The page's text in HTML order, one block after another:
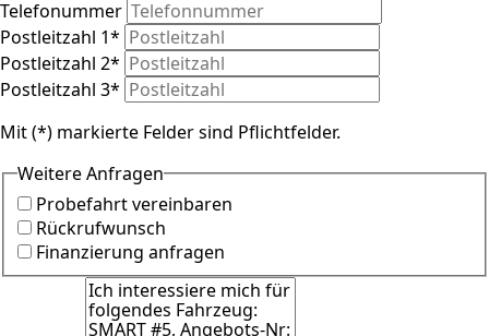
Telefonummer
Postleitzahl 1*
Postleitzahl 2*
Postleitzahl 3*
Mit (*) markierte Felder sind Pflichtfelder.
Weitere Anfragen
Probefahrt vereinbaren
Rückrufwunsch
Finanzierung anfragen